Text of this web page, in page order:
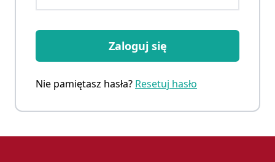
Zaloguj się
Nie pamiętasz hasła? Resetuj hasło